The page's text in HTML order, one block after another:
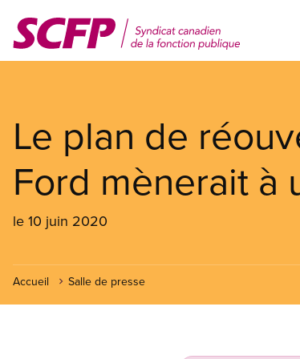
contenu
Le plan de
Ford mènerait à
le 10 juin 2020
Accueil Salle de presse